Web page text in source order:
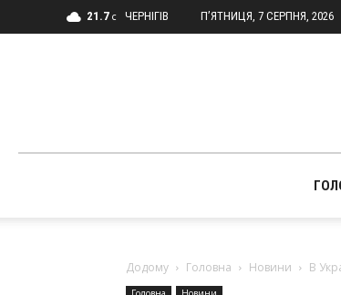
21.7 C ЧЕРНІГІВ П’ЯТНИЦЯ, 7 СЕРПНЯ, 2026
Додому Головна Новини В